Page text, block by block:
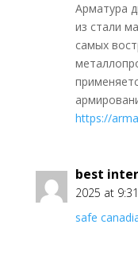
Арматура
из стали
самых
https://
best
2025 at
safe